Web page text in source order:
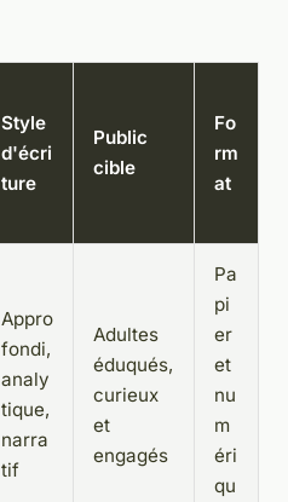
Style
d'écri
ture
Public
cible
Fo
rm
at
Appro
fondi,
analy
tique,
narra
tif
Adultes
éduqués,
curieux
et
engagés
Pa
pi
er
et
nu
m
éri
qu